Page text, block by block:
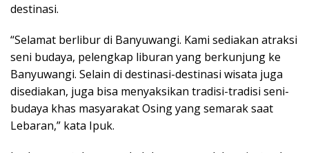
destinasi.
“Selamat berlibur di Banyuwangi. Kami sediakan atraksi
seni budaya, pelengkap liburan yang berkunjung ke
Banyuwangi. Selain di destinasi-destinasi wisata juga
disediakan, juga bisa menyaksikan tradisi-tradisi seni-
budaya khas masyarakat Osing yang semarak saat
Lebaran,” kata Ipuk.